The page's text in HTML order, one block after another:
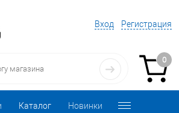
Вход Регистрация
0
Каталог Новинки